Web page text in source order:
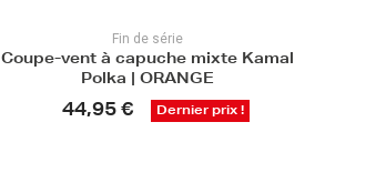
Fin de série
Coupe-vent à capuche mixte Kamal
Polka | ORANGE
44,95 € Dernier prix !